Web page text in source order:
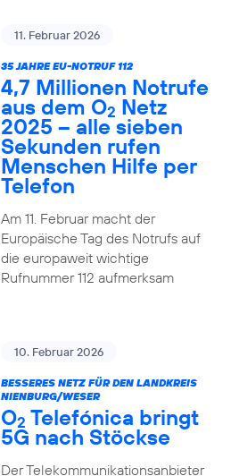
11. Februar 2026
35 JAHRE EU-NOTRUF 112
4,7 Millionen Notrufe
aus dem O2 Netz
2025 – alle sieben
Sekunden rufen
Menschen Hilfe per
Telefon
Am 11. Februar macht der
Europäische Tag des Notrufs auf
die europaweit wichtige
Rufnummer 112 aufmerksam
10. Februar 2026
BESSERES NETZ FÜR DEN LANDKREIS
NIENBURG/WESER
O2 Telefónica bringt
5G nach Stöckse
Der Telekommunikationsanbieter